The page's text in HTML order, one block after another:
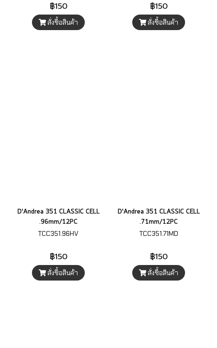
฿150
สั่งซื้อสินค้า
฿150
สั่งซื้อสินค้า
D'Andrea 351 CLASSIC CELL
.96mm/12PC
TCC351.96HV
฿150
สั่งซื้อสินค้า
D'Andrea 351 CLASSIC CELL
.71mm/12PC
TCC351.71MD
฿150
สั่งซื้อสินค้า